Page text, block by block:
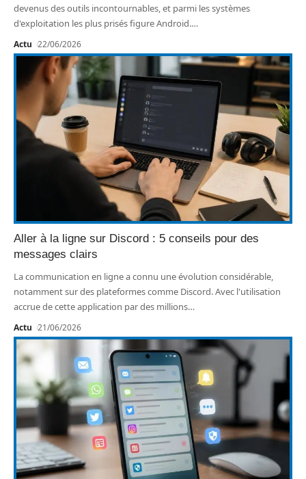
devenus des outils incontournables, et parmi les systèmes
d'exploitation les plus prisés figure Android.…
Actu 22/06/2026
Aller à la ligne sur Discord : 5 conseils pour des
messages clairs
La communication en ligne a connu une évolution considérable,
notamment sur des plateformes comme Discord. Avec l'utilisation
accrue de cette application par des millions…
Actu 21/06/2026